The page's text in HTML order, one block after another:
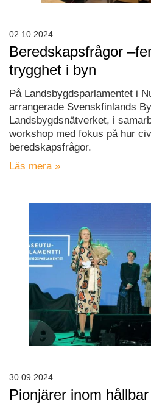
Beredskapsfrågor
trygghet i byn
På Landsbygdsparlamentet i
arrangerade Svenskfinlands
Landsbygdsnätverket, i
workshop med fokus på hur
beredskapsfrågor.
Läs mera »
02.10.2024
Pionjärer inom
30.09.2024